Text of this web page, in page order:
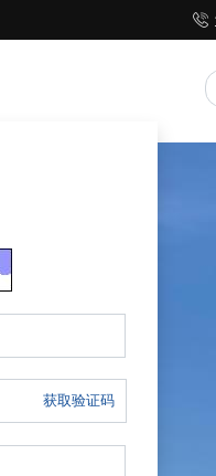

获取验证码